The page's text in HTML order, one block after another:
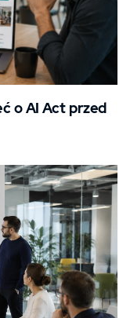
o AI Act przed